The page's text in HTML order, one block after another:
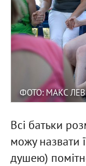
ФОТО: МАКС
Всі батьки
можу назвати
душею)